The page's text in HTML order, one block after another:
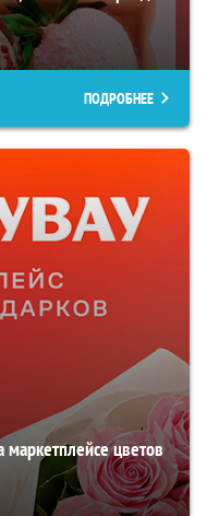
ПОДРОБНЕЕ
цветов